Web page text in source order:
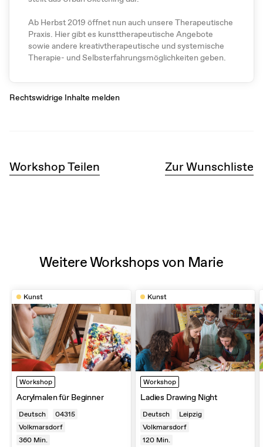
Ab Herbst 2019 öffnet nun auch unsere Therapeutische
Praxis. Hier gibt es kunsttherapeutische Angebote
sowie andere kreativtherapeutische und systemische
Therapie- und Selbsterfahrungsmöglichkeiten geben.
Rechtswidrige Inhalte melden
Workshop Teilen Zur Wunschliste
Weitere Workshops von Marie
Kunst
Workshop
Acrylmalen für Beginner
Deutsch
04315
Volkmarsdorf
360 Min.
Kunst
Workshop
Ladies Drawing Night
Deutsch
Leipzig
Volkmarsdorf
120 Min.